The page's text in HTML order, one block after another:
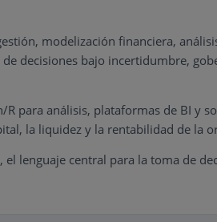
modelización financiera,
decisiones bajo incertidumbre,
para análisis, plataformas de BI y
la liquidez y la rentabilidad de la
lenguaje central para la toma de